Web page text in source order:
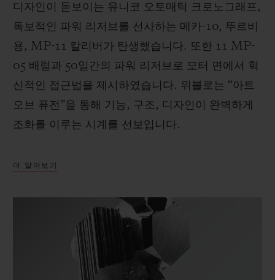
디자인이 돋보이는 유니코 오토매틱 크로노그래프,
독보적인 파워 리저브를 선사하는 메카-10, 뚜르비
용, MP-11 칼리버가 탄생했습니다. 또한 11 MP-
05 배럴과 50일간의 파워 리저브로 모터 면에서 혁
신적인 접근법을 제시하였습니다. 위블로는 “아트
오브 퓨전”을 통해 기능, 구조, 디자인이 완벽하게
조화를 이루는 시계를 선보입니다.
더 알아보기